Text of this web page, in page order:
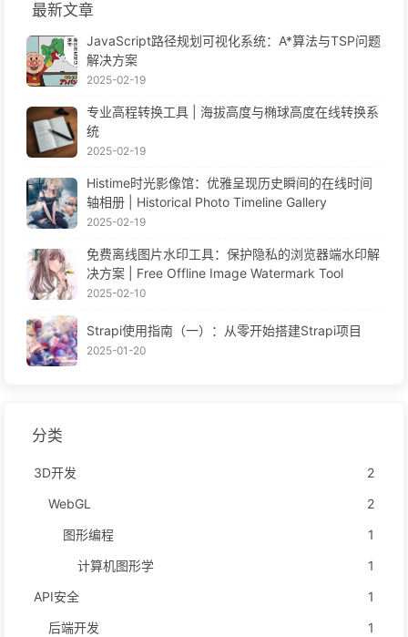
最新文章
JavaScript路径规划可视化系统：A*算法与TSP问题
解决方案
2025-02-19
专业高程转换工具 | 海拔高度与椭球高度在线转换系
统
2025-02-19
Histime时光影像馆：优雅呈现历史瞬间的在线时间
轴相册 | Historical Photo Timeline Gallery
2025-02-19
免费离线图片水印工具：保护隐私的浏览器端水印解
决方案 | Free Offline Image Watermark Tool
2025-02-10
Strapi使用指南（一）：从零开始搭建Strapi项目
2025-01-20
分类
3D开发
2
WebGL
2
图形编程
1
计算机图形学
1
API安全
1
后端开发
1